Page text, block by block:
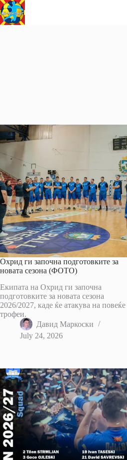
Skip
to
content
Охрид ги започна подготовките за
новата сезона (ФОТО)
Екипата на Охрид ги започна
подготовките за новата сезона
2026/2027, каде ќе атакува на повеќе
трофеи.
Давид Маркоски
July 24, 2026